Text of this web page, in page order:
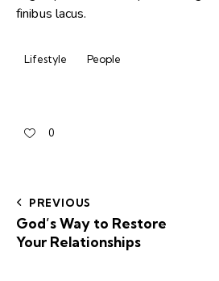
finibus lacus.
Lifestyle People
0
PREVIOUS
God’s Way to Restore
Your Relationships